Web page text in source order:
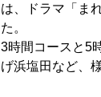
は、ドラマ「ま
た。
3時間コースと5
げ浜塩田など、